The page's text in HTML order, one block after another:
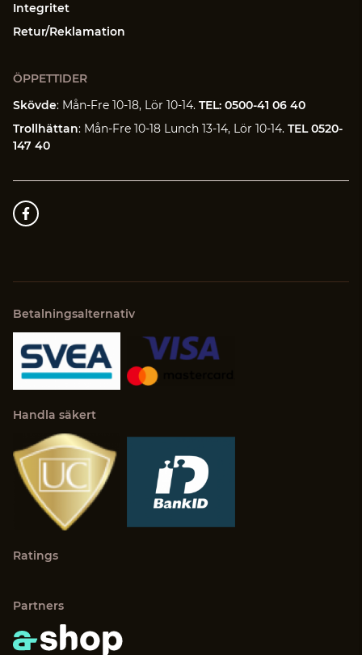
Integritet
Retur/Reklamation
ÖPPETTIDER
Skövde: Mån-Fre 10-18, Lör 10-14. TEL: 0500-41 06 40
Trollhättan: Mån-Fre 10-18 Lunch 13-14, Lör 10-14. TEL 0520-
147 40
Betalningsalternativ
Handla säkert
Ratings
Partners